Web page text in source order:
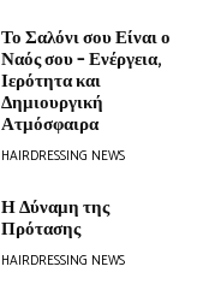
Το Σαλόνι σου Είναι ο
Ναός σου – Ενέργεια,
Ιερότητα και
Δημιουργική
Ατμόσφαιρα
HAIRDRESSING NEWS
Η Δύναμη της
Πρότασης
HAIRDRESSING NEWS